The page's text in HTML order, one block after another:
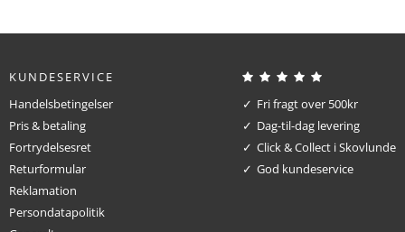
KUNDESERVICE
Handelsbetingelser
Pris & betaling
Fortrydelsesret
Returformular
Reklamation
Persondatapolitik
Fri fragt over 500kr
Dag-til-dag levering
Click & Collect i Skovlunde
God kundeservice